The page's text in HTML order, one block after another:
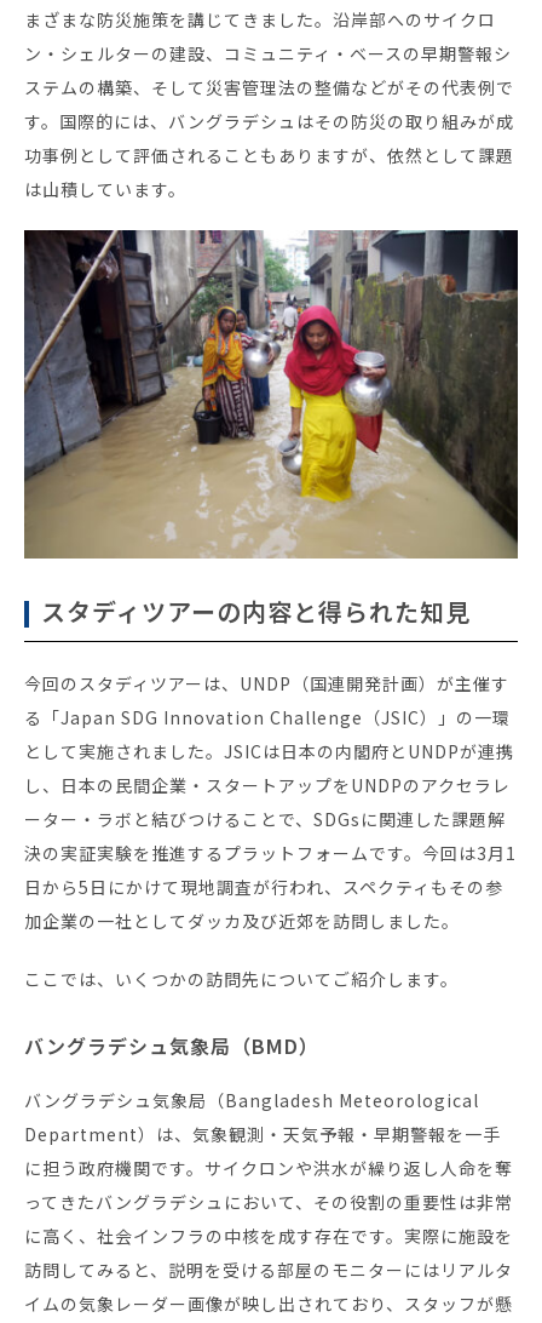
まざまな防災施策を講じてきました。沿岸部へのサイクロ
ン・シェルターの建設、コミュニティ・ベースの早期警報シ
ステムの構築、そして災害管理法の整備などがその代表例で
す。国際的には、バングラデシュはその防災の取り組みが成
功事例として評価されることもありますが、依然として課題
は山積しています。
スタディツアーの内容と得られた知見
今回のスタディツアーは、UNDP（国連開発計画）が主催す
る「Japan SDG Innovation Challenge（JSIC）」の一環
として実施されました。JSICは日本の内閣府とUNDPが連携
し、日本の民間企業・スタートアップをUNDPのアクセラレ
ーター・ラボと結びつけることで、SDGsに関連した課題解
決の実証実験を推進するプラットフォームです。今回は3月1
日から5日にかけて現地調査が行われ、スペクティもその参
加企業の一社としてダッカ及び近郊を訪問しました。
ここでは、いくつかの訪問先についてご紹介します。
バングラデシュ気象局（BMD）
バングラデシュ気象局（Bangladesh Meteorological
Department）は、気象観測・天気予報・早期警報を一手
に担う政府機関です。サイクロンや洪水が繰り返し人命を奪
ってきたバングラデシュにおいて、その役割の重要性は非常
に高く、社会インフラの中核を成す存在です。実際に施設を
訪問してみると、説明を受ける部屋のモニターにはリアルタ
イムの気象レーダー画像が映し出されており、スタッフが懸